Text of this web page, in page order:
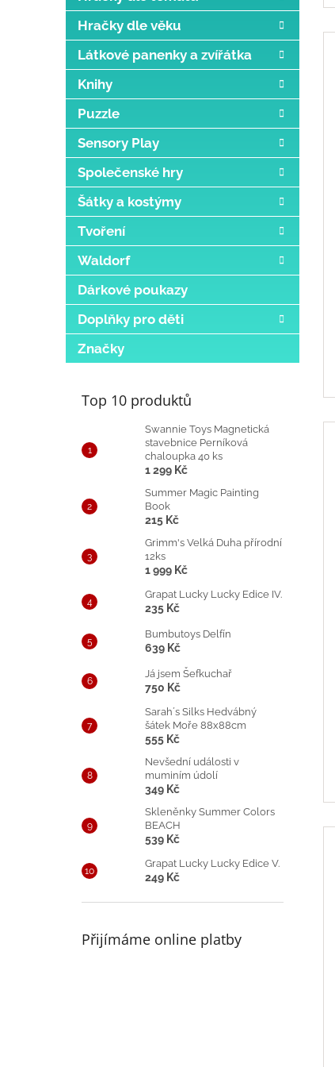
Hračky dle věku
Látkové panenky a zvířátka
Knihy
Puzzle
Sensory Play
Společenské hry
Šátky a kostýmy
Tvoření
Waldorf
Dárkové poukazy
Doplňky pro děti
Značky
Top 10 produktů
Swannie Toys Magnetická
stavebnice Perníková
chaloupka 40 ks
1 299 Kč
Summer Magic Painting
Book
215 Kč
Grimm's Velká Duha přírodní
12ks
1 999 Kč
Grapat Lucky Lucky Edice IV.
235 Kč
Bumbutoys Delfín
639 Kč
Já jsem Šefkuchař
750 Kč
Sarah´s Silks Hedvábný
šátek Moře 88x88cm
555 Kč
Nevšední události v
muminím údolí
349 Kč
Skleněnky Summer Colors
BEACH
539 Kč
Grapat Lucky Lucky Edice V.
249 Kč
Přijímáme online platby